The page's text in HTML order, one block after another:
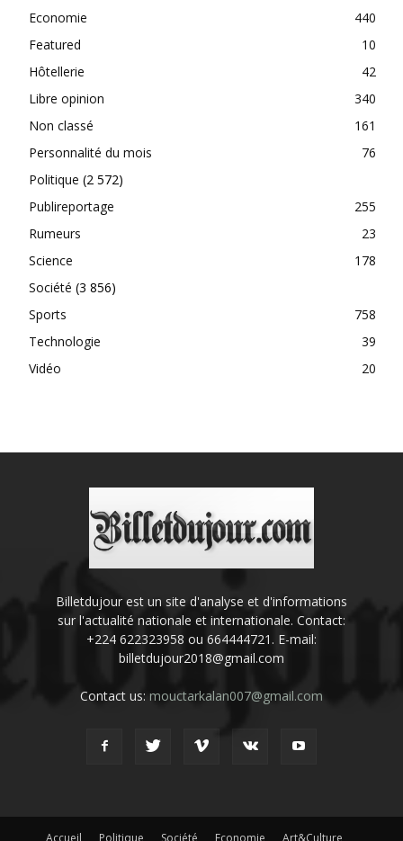
Economie
440
Featured
10
Hôtellerie
42
Libre opinion
340
Non classé
161
Personnalité du mois
76
Politique (2 572)
Publireportage
255
Rumeurs
23
Science
178
Société (3 856)
Sports
758
Technologie
39
Vidéo
20
Billetdujour est un site d'analyse et d'informations
sur l'actualité nationale et internationale. Contact:
+224 622323958 ou 664444721. E-mail:
billetdujour2018@gmail.com
Contact us: mouctarkalan007@gmail.com
Accueil Politique Société Economie Art&Culture